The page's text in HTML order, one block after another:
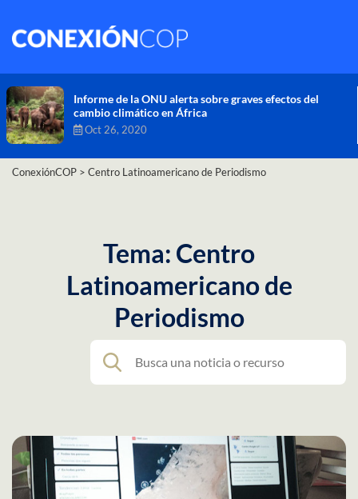
Comisión de Alto Nivel de Cambio Climático aprueba
nueva ambición climática del Perú
Dic 16, 2020
ConexiónCOP > Centro Latinoamericano de Periodismo
Tema: Centro
Latinoamericano de
Periodismo